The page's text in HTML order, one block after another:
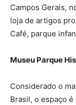
Campos Gerais,
loja de artigos
Café, parque
Museu Parque
Considerado o
Brasil, o espaço